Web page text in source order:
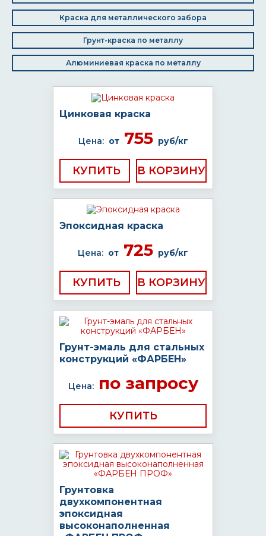
Краска для металлического забора
Грунт-краска по металлу
Алюминиевая краска по металлу
Цинковая краска
Цена: от755 руб/кг
КУПИТЬ
Эпоксидная краска
Цена: от 725 руб/кг
КУПИТЬ
Грунт-эмаль для стальных
конструкций «ФАРБЕН»
Цена:по запросу
КУПИТЬ
Грунтовка
двухкомпонентная
эпоксидная
высоконаполненная